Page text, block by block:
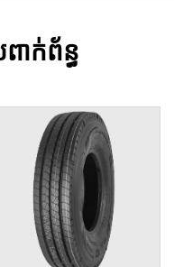
ក់ព័ន្ធ